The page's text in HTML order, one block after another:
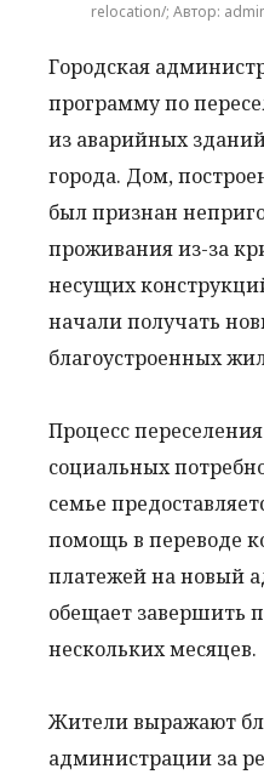
relocation/; Автор:
Городская
программу по
из аварийных
города. Дом,
был признан
проживания из-за
несущих
начали получать
благоустроенных
Процесс
социальных
семье
помощь в переводе
платежей на новый
обещает завершить
нескольких месяцев.
Жители выражают
администрации за